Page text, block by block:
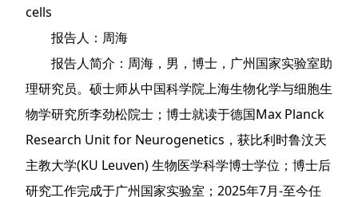
cells
报告人：周海
报告人简介：周海，男，博士，广州国家实验室助
理研究员。硕士师从中国科学院上海生物化学与细胞生
物学研究所李劲松院士；博士就读于德国Max Planck
Research Unit for Neurogenetics，获比利时鲁汶天
主教大学(KU Leuven) 生物医学科学博士学位；博士后
研究工作完成于广州国家实验室；2025年7月-至今任